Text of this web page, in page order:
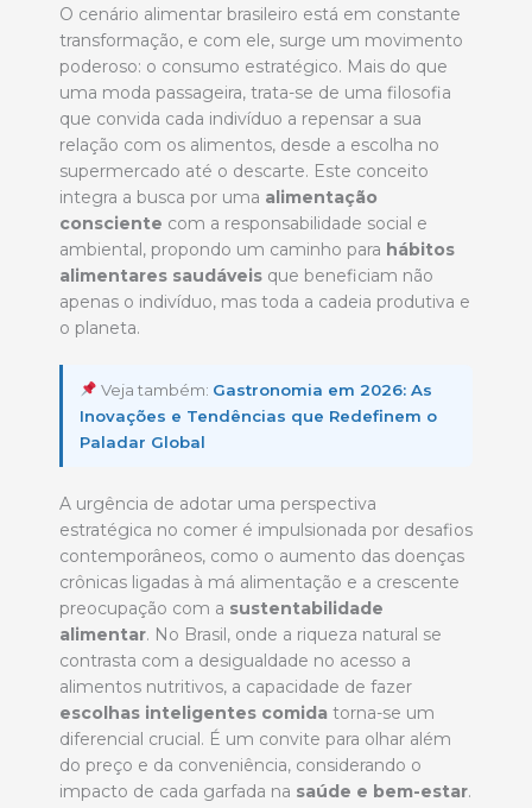
O cenário alimentar brasileiro está em constante
transformação, e com ele, surge um movimento
poderoso: o consumo estratégico. Mais do que
uma moda passageira, trata-se de uma filosofia
que convida cada indivíduo a repensar a sua
relação com os alimentos, desde a escolha no
supermercado até o descarte. Este conceito
integra a busca por uma alimentação
consciente com a responsabilidade social e
ambiental, propondo um caminho para hábitos
alimentares saudáveis que beneficiam não
apenas o indivíduo, mas toda a cadeia produtiva e
o planeta.
Veja também: Gastronomia em 2026: As
Inovações e Tendências que Redefinem o
Paladar Global
A urgência de adotar uma perspectiva
estratégica no comer é impulsionada por desafios
contemporâneos, como o aumento das doenças
crônicas ligadas à má alimentação e a crescente
preocupação com a sustentabilidade
alimentar. No Brasil, onde a riqueza natural se
contrasta com a desigualdade no acesso a
alimentos nutritivos, a capacidade de fazer
escolhas inteligentes comida torna-se um
diferencial crucial. É um convite para olhar além
do preço e da conveniência, considerando o
impacto de cada garfada na saúde e bem-estar.